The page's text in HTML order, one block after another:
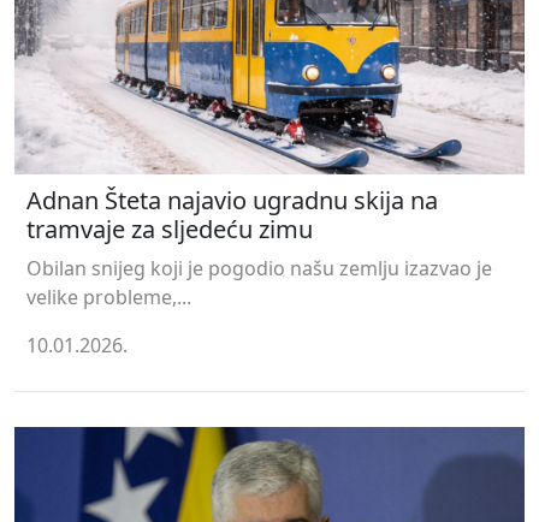
Adnan Šteta najavio ugradnu skija na
tramvaje za sljedeću zimu
Obilan snijeg koji je pogodio našu zemlju izazvao je
velike probleme,...
10.01.2026.